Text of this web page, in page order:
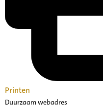
Printen
Duurzaam webadres